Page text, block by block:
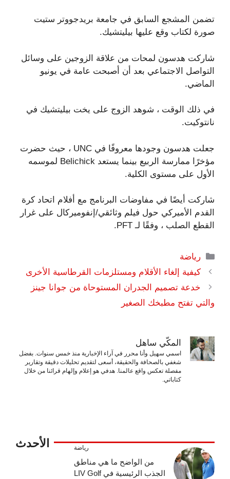
تضمن المشجع السابق في جامعة بريدجووتر ستيت
صورة لكتاب وقع عليها بيليتشيك.
شاركت هدسون لمحات من علاقة الزوجين على وسائل
التواصل الاجتماعي بعد أن أصبحت عامة في يونيو
الماضي.
في ذلك الوقت ، شوهد الزوج على يخت بيليتشيك في
نانتوكيت.
جعلت هدسون وجودها معروفًا في UNC ، حيث حضرت
مؤخرًا ممارسة الربيع بينما يستعد Belichick لموسمه
الأول على مستوى الكلية.
شاركت أيضًا في مفاوضات البرنامج مع أفلام اتحاد كرة
القدم الأميركي حول فيلم وثائقي/إنفوميركال على غرار
القطع الصلب ، وفقًا لـ PFT.
التصنيفات
رياضة
كيفية إلغاء الأقلام ومستلزمات القرطاسية الأخرى
خدعة تصميم الجدران المستوحاة من جوانا جينز
والتي تفتح مطبخك الصغير
المكّي ساهل
اسمي سهيل وأنا محرر في آراء الإخبارية منذ خمس سنوات. بفضل
شغفي بالصحافة والحقيقة، أسعى لتقديم تحليلات دقيقة وتقارير
مفصلة تعكس واقع عالمنا. هدفي هو إعلام وإلهام قرائنا من خلال
كتاباتي.
الأحدث رياضة
من الواضح ما هي مناطق
الجذب الرئيسية في LIV Golf